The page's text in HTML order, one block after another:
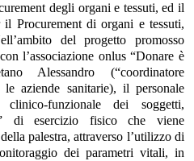
degli organi e tessuti, ed il
Procurement di organi e tessuti,
del progetto promosso
l’associazione onlus “Donare è
Alessandro (“coordinatore
aziende sanitarie), il personale
funzionale dei soggetti,
di esercizio fisico che viene
palestra, attraverso l’utilizzo di
dei parametri vitali, in